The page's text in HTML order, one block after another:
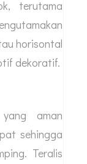
terutama
horisontal
dekoratif.
aman
sehingga
Teralis